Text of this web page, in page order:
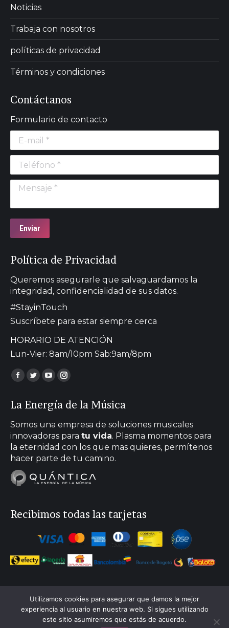
Noticias
Trabaja con nosotros
políticas de privacidad
Términos y condiciones
Contáctanos
Formulario de contacto
E-mail *
Teléfono *
Mensaje *
Enviar
Política de Privacidad
Queremos asegurarle que salvaguardamos la
integridad, confidencialidad de sus datos.
#StayinTouch
Suscríbete para estar siempre cerca
HORARIO DE ATENCIÓN
Lun-Vier: 8am/10pm Sab:9am/8pm
Encuéntranos en:
Facebook
opens
in
new
window
Twitter
opens
in
new
window
YouTube
opens
in
new
window
Instagram
opens
in
new
window
La Energía de la Música
Somos una empresa de soluciones musicales
innovadoras para tu vida. Plasma momentos para
la eternidad con los que mas quieres, permítenos
hacer parte de tu camino.
Recibimos todas las tarjetas
Utilizamos cookies para asegurar que damos la mejor
experiencia al usuario en nuestra web. Si sigues utilizando
este sitio asumiremos que estás de acuerdo.